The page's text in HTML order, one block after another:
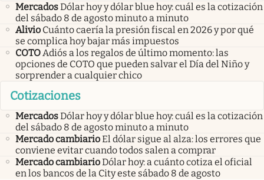
MercadosDólar hoy y dólar blue hoy: cuál es la cotización
del sábado 8 de agosto minuto a minuto
Alivio Cuánto caería la presión fiscal en 2026 y por qué
se complica hoy bajar más impuestos
COTO Adiós a los regalos de último momento: las
opciones de COTO que pueden salvar el Día del Niño y
sorprender a cualquier chico
Cotizaciones
MercadosDólar hoy y dólar blue hoy: cuál es la cotización
del sábado 8 de agosto minuto a minuto
Mercado cambiarioEl dólar sigue al alza: los errores que
conviene evitar cuando todos salen a comprar
Mercado cambiarioDólar hoy: a cuánto cotiza el oficial
en los bancos de la City este sábado 8 de agosto